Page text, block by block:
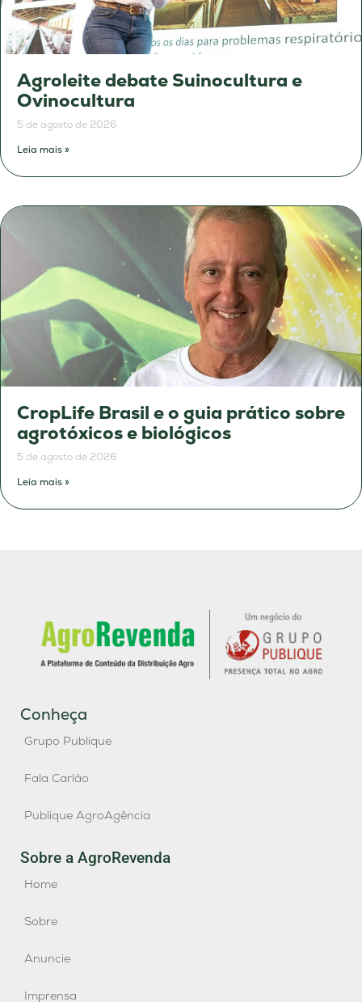
Agroleite debate Suinocultura e
Ovinocultura
5 de agosto de 2026
Leia mais »
CropLife Brasil e o guia prático sobre
agrotóxicos e biológicos
5 de agosto de 2026
Leia mais »
Conheça
Grupo Publique
Fala Carlão
Publique AgroAgência
Sobre a AgroRevenda
Home
Sobre
Anuncie
Imprensa